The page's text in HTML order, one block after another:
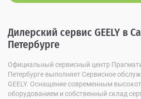
Дилерский сервис GEELY в
Петербурге
Официальный сервисный центр
Петербурге выполняет Сервисное
GEELY. Оснащение современным
оборудованием и собственный склад